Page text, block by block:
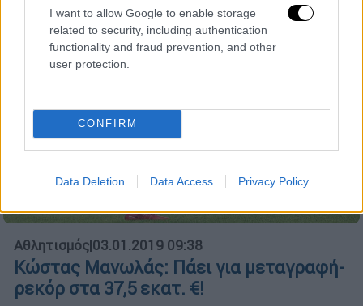
I want to allow Google to enable storage
related to security, including authentication
functionality and fraud prevention, and other
user protection.
CONFIRM
Data Deletion Data Access Privacy Policy
Αθλητισμός|03.01.2019 09:38
Κώστας Μανωλάς: Πάει για μεταγραφή-
ρεκόρ στα 37,5 εκατ. €!